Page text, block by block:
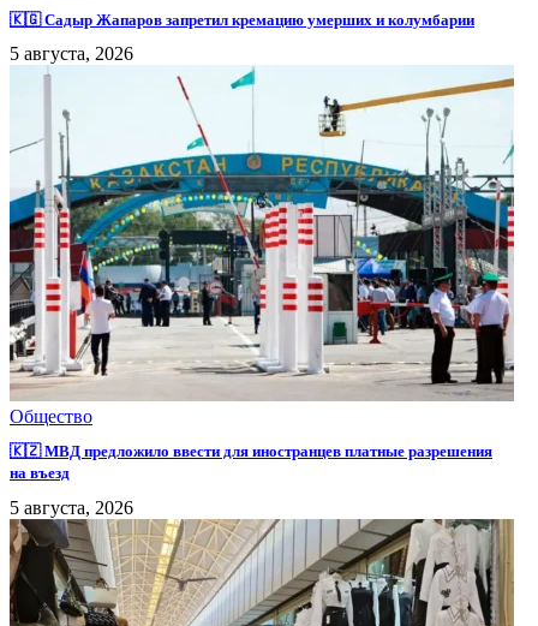
🇰🇬 Садыр Жапаров запретил кремацию умерших и колумбарии
5 августа, 2026
Общество
🇰🇿 МВД предложило ввести для иностранцев платные разрешения
на въезд
5 августа, 2026